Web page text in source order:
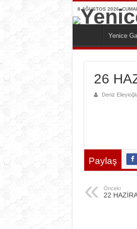
8 AĞUSTOS 2026,
Yenice
26
Deniz
Paylaş
Önceki
22